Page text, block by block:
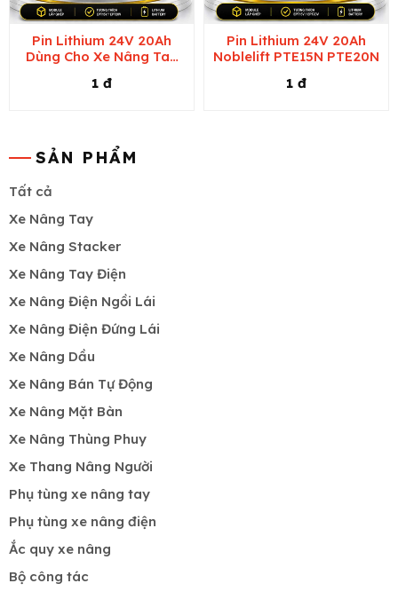
SẢN PHẨM
Tất cả
Xe Nâng Tay
Xe Nâng Stacker
Xe Nâng Tay Điện
Xe Nâng Điện Ngồi Lái
Xe Nâng Điện Đứng Lái
Xe Nâng Dầu
Xe Nâng Bán Tự Động
Xe Nâng Mặt Bàn
Xe Nâng Thùng Phuy
Xe Thang Nâng Người
Phụ tùng xe nâng tay
Phụ tùng xe nâng điện
Ắc quy xe nâng
Bộ công tác
Pin Lithium 24V 20Ah
Dùng Cho Xe Nâng Tay
1 đ
Pin Lithium 24V 20Ah
Noblelift PTE15N PTE20N
1 đ